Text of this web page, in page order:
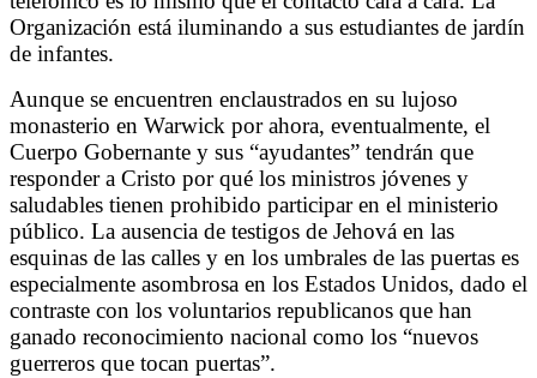
Organización está iluminando a sus estudiantes de jardín
de infantes.
Aunque se encuentren enclaustrados en su lujoso
monasterio en Warwick por ahora, eventualmente, el
Cuerpo Gobernante y sus “ayudantes” tendrán que
responder a Cristo por qué los ministros jóvenes y
saludables tienen prohibido participar en el ministerio
público. La ausencia de testigos de Jehová en las
esquinas de las calles y en los umbrales de las puertas es
especialmente asombrosa en los Estados Unidos, dado el
contraste con los voluntarios republicanos que han
ganado reconocimiento nacional como los “nuevos
guerreros que tocan puertas”.